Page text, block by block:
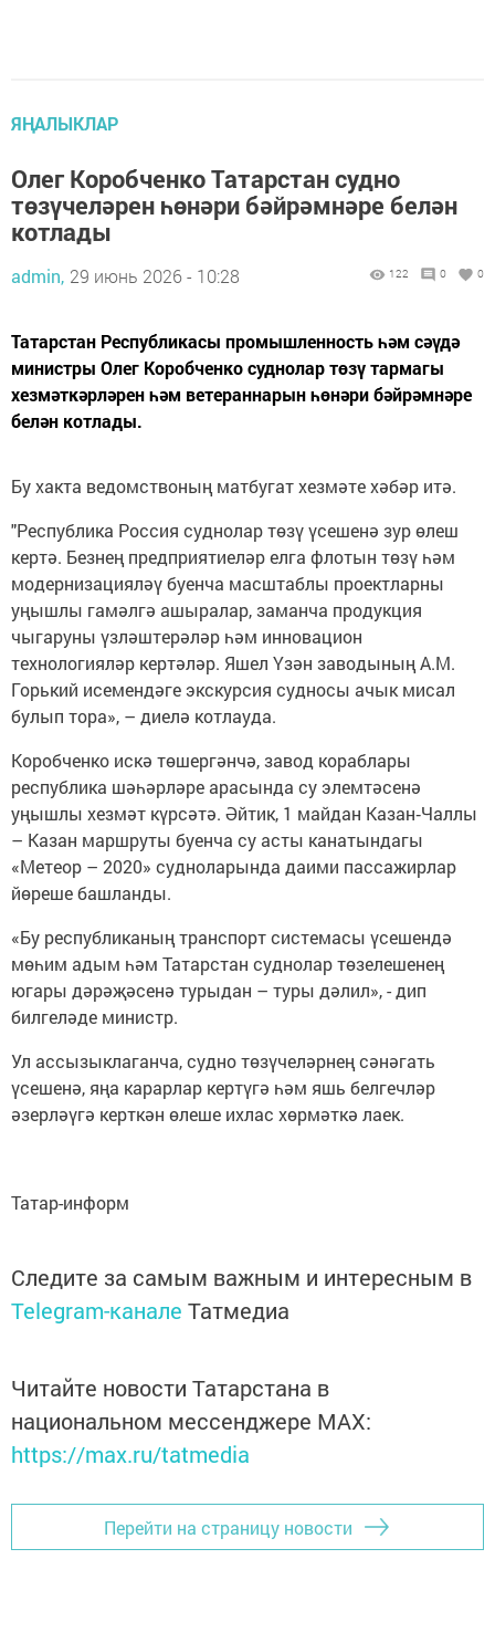
ЯҢАЛЫКЛАР
Олег Коробченко Татарстан судно
төзүчеләрен һөнәри бәйрәмнәре белән
котлады
admin, 29 июнь 2026 - 10:28 122 0 0
Татарстан Республикасы промышленность һәм сәүдә
министры Олег Коробченко суднолар төзү тармагы
хезмәткәрләрен һәм ветераннарын һөнәри бәйрәмнәре
белән котлады.
Бу хакта ведомствоның матбугат хезмәте хәбәр итә.
"Республика Россия суднолар төзү үсешенә зур өлеш
кертә. Безнең предприятиеләр елга флотын төзү һәм
модернизацияләү буенча масштаблы проектларны
уңышлы гамәлгә ашыралар, заманча продукция
чыгаруны үзләштерәләр һәм инновацион
технологияләр кертәләр. Яшел Үзән заводының А.М.
Горький исемендәге экскурсия судносы ачык мисал
булып тора», – диелә котлауда.
Коробченко искә төшергәнчә, завод кораблары
республика шәһәрләре арасында су элемтәсенә
уңышлы хезмәт күрсәтә. Әйтик, 1 майдан Казан‑Чаллы
– Казан маршруты буенча су асты канатындагы
«Метеор – 2020» судноларында даими пассажирлар
йөреше башланды.
«Бу республиканың транспорт системасы үсешендә
мөһим адым һәм Татарстан суднолар төзелешенең
югары дәрәҗәсенә турыдан – туры дәлил», - дип
билгеләде министр.
Ул ассызыклаганча, судно төзүчеләрнең сәнәгать
үсешенә, яңа карарлар кертүгә һәм яшь белгечләр
әзерләүгә керткән өлеше ихлас хөрмәткә лаек.
Татар-информ
Следите за самым важным и интересным в
Telegram-канале Татмедиа
Читайте новости Татарстана в
национальном мессенджере MАХ:
https://max.ru/tatmedia
Перейти на страницу новости